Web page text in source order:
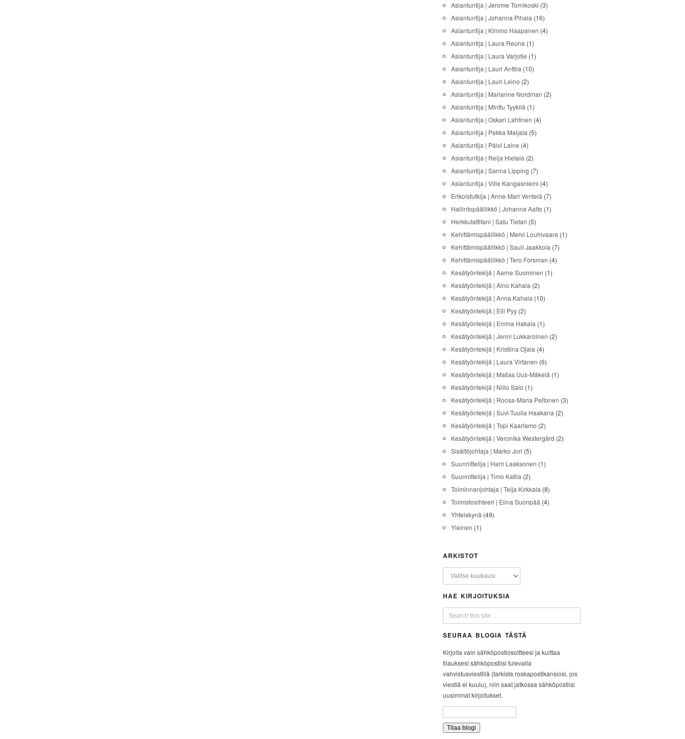
Asiantuntija | Jerome Tornikoski (3)
Asiantuntija | Johanna Pihala (16)
Asiantuntija | Kimmo Haapanen (4)
Asiantuntija | Laura Reuna (1)
Asiantuntija | Laura Varjotie (1)
Asiantuntija | Lauri Anttila (10)
Asiantuntija | Lauri Leino (2)
Asiantuntija | Marianne Nordman (2)
Asiantuntija | Minttu Tyykilä (1)
Asiantuntija | Oskari Lahtinen (4)
Asiantuntija | Pekka Maijala (5)
Asiantuntija | Päivi Laine (4)
Asiantuntija | Reija Hietala (2)
Asiantuntija | Sanna Lipping (7)
Asiantuntija | Ville Kangasniemi (4)
Erikoistutkija | Anne-Mari Ventelä (7)
Hallintopäällikkö | Johanna Aalto (1)
Herkkutattifani | Satu Tietari (5)
Kehittämispäällikkö | Mervi Louhivaara (1)
Kehittämispäällikkö | Sauli Jaakkola (7)
Kehittämispäällikkö | Tero Forsman (4)
Kesätyöntekijä | Aarne Suominen (1)
Kesätyöntekijä | Aino Kahala (2)
Kesätyöntekijä | Anna Kahala (10)
Kesätyöntekijä | Elli Pyy (2)
Kesätyöntekijä | Emma Hakala (1)
Kesätyöntekijä | Jenni Lukkaroinen (2)
Kesätyöntekijä | Kristiina Ojala (4)
Kesätyöntekijä | Laura Virtanen (6)
Kesätyöntekijä | Matias Uus-Mäkelä (1)
Kesätyöntekijä | Niilo Salo (1)
Kesätyöntekijä | Roosa-Maria Peltonen (3)
Kesätyöntekijä | Suvi-Tuulia Haakana (2)
Kesätyöntekijä | Topi Kaarlamo (2)
Kesätyöntekijä | Veronika Westergård (2)
Sisältöjohtaja | Marko Jori (5)
Suunnittelija | Harri Laaksonen (1)
Suunnittelija | Timo Katila (2)
Toiminnanjohtaja | Teija Kirkkala (8)
Toimistosihteeri | Elina Suonpää (4)
Yhteiskynä (49)
Yleinen (1)
ARKISTOT
HAE KIRJOITUKSIA
SEURAA BLOGIA TÄSTÄ
Kirjoita vain sähköpostiosoitteesi ja kuittaa
tilauksesi sähköpostiisi tulevalla
vahvistusviestillä (tarkista roskapostikansiosi, jos
viestiä ei kuulu), niin saat jatkossa sähköpostiisi
uusimmat kirjoitukset.